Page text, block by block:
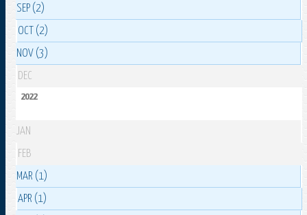
SEP (2)
OCT (2)
NOV (3)
DEC
2022
JAN
FEB
MAR (1)
APR (1)